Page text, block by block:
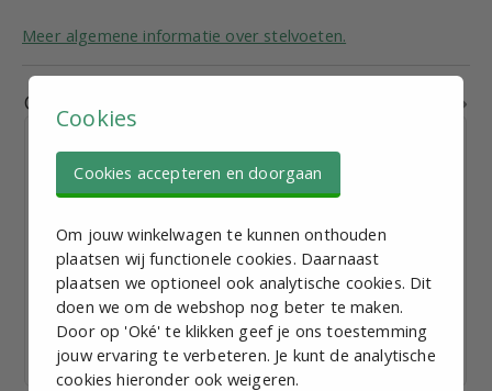
Meer algemene informatie over stelvoeten.
Gerelateerde producten
Stelvoet M10, D = 40mm, L = 100mm, Roestvaststaal
€ 8,15excl. BTW p.st.
Bekijk staffelkorting
Vandaag verzonden
Cookies
Cookies accepteren en doorgaan
Om jouw winkelwagen te kunnen onthouden
plaatsen wij functionele cookies. Daarnaast
plaatsen we optioneel ook analytische cookies. Dit
doen we om de webshop nog beter te maken.
Door op 'Oké' te klikken geef je ons toestemming
jouw ervaring te verbeteren. Je kunt de analytische
cookies hieronder ook weigeren.